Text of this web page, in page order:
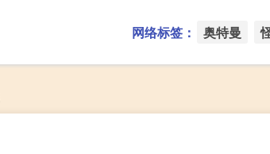
网络标签： 奥特曼